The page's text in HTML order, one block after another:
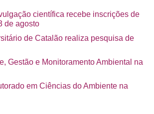
científica recebe inscrições de
de agosto
de Catalão realiza pesquisa de
Gestão e Monitoramento Ambiental na
em Ciências do Ambiente na